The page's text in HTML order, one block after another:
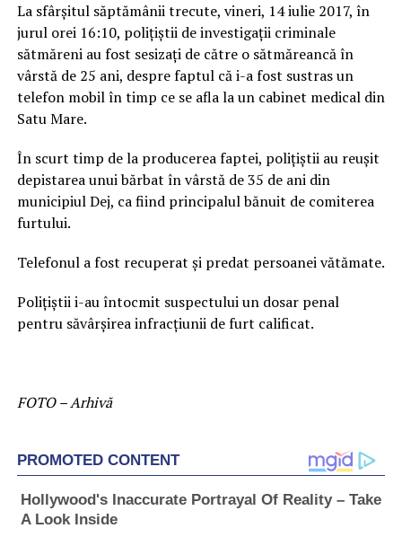
La sfârșitul săptămânii trecute, vineri, 14 iulie 2017, în
jurul orei 16:10, polițiștii de investigații criminale
sătmăreni au fost sesizați de către o sătmăreancă în
vârstă de 25 ani, despre faptul că i-a fost sustras un
telefon mobil în timp ce se afla la un cabinet medical din
Satu Mare.
În scurt timp de la producerea faptei, polițiștii au reușit
depistarea unui bărbat în vârstă de 35 de ani din
municipiul Dej, ca fiind principalul bănuit de comiterea
furtului.
Telefonul a fost recuperat și predat persoanei vătămate.
Polițiștii i-au întocmit suspectului un dosar penal
pentru săvârșirea infracțiunii de furt calificat.
FOTO – Arhivă